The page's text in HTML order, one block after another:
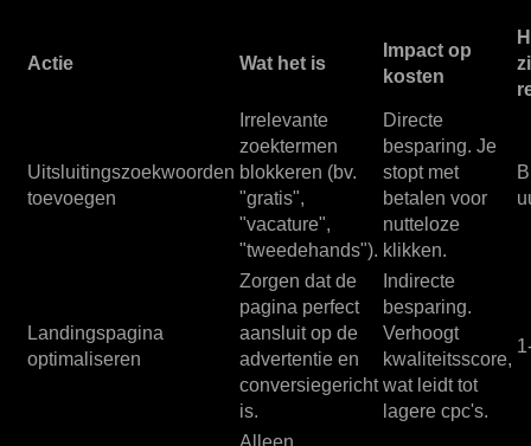
Actie Wat het is
Impact op
kosten
Uitsluitingszoekwoorden
toevoegen
Irrelevante
zoektermen
blokkeren (bv.
"gratis",
"vacature",
"tweedehands").
Directe
besparing. Je
stopt met
betalen voor
nutteloze
klikken.
Landingspagina
optimaliseren
Zorgen dat de
pagina perfect
aansluit op de
advertentie en
conversiegericht
is.
Indirecte
besparing.
Verhoogt
kwaliteitsscore,
wat leidt tot
lagere cpc's.
Alleen